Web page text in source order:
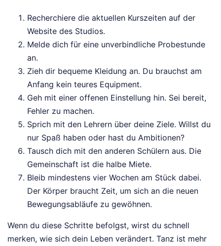
Recherchiere die aktuellen Kurszeiten auf der
Website des Studios.
Melde dich für eine unverbindliche Probestunde
an.
Zieh dir bequeme Kleidung an. Du brauchst am
Anfang kein teures Equipment.
Geh mit einer offenen Einstellung hin. Sei bereit,
Fehler zu machen.
Sprich mit den Lehrern über deine Ziele. Willst du
nur Spaß haben oder hast du Ambitionen?
Tausch dich mit den anderen Schülern aus. Die
Gemeinschaft ist die halbe Miete.
Bleib mindestens vier Wochen am Stück dabei.
Der Körper braucht Zeit, um sich an die neuen
Bewegungsabläufe zu gewöhnen.
Wenn du diese Schritte befolgst, wirst du schnell
merken, wie sich dein Leben verändert. Tanz ist mehr